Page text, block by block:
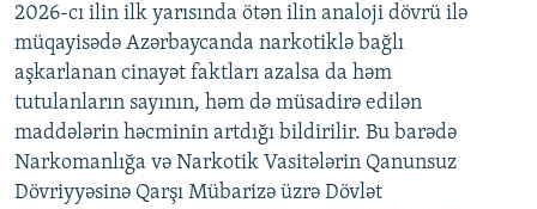
2026-cı ilin ilk yarısında ötən ilin analoji dövrü ilə
müqayisədə Azərbaycanda narkotiklə bağlı
aşkarlanan cinayət faktları azalsa da həm
tutulanların sayının, həm də müsadirə edilən
maddələrin həcminin artdığı bildirilir. Bu barədə
Narkomanlığa və Narkotik Vasitələrin Qanunsuz
Dövriyyəsinə Qarşı Mübarizə üzrə Dövlət